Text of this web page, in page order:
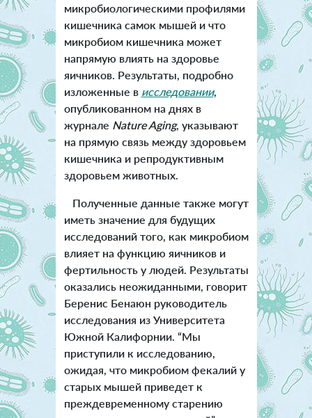
микробиологическими профилями
кишечника самок мышей и что
микробиом кишечника может
напрямую влиять на здоровье
яичников. Результаты, подробно
изложенные в исследовании,
опубликованном на днях в
журнале Nature Aging, указывают
на прямую связь между здоровьем
кишечника и репродуктивным
здоровьем животных.
Полученные данные также могут
иметь значение для будущих
исследований того, как микробиом
влияет на функцию яичников и
фертильность у людей. Результаты
оказались неожиданными, говорит
Беренис Бенаюн руководитель
исследования из Университета
Южной Калифорнии. “Мы
приступили к исследованию,
ожидая, что микробиом фекалий у
старых мышей приведет к
преждевременному старению